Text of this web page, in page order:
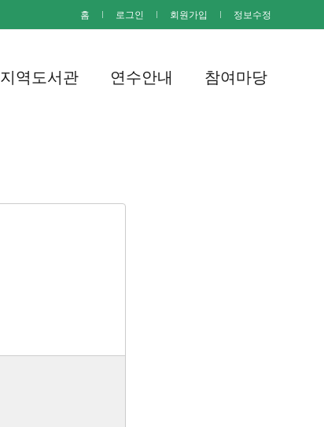
홈 I 로그인 I 회원가입 I 정보수정
지역도서관 연수안내 참여마당